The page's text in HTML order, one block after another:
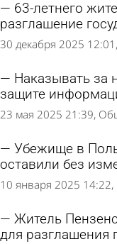
63-летнего
разглашение
30 декабря 2025 12:01
Наказывать за
защите
23 мая 2025 21:39
Убежище в
оставили без
10 января 2025 14:22
Житель
для разглашения